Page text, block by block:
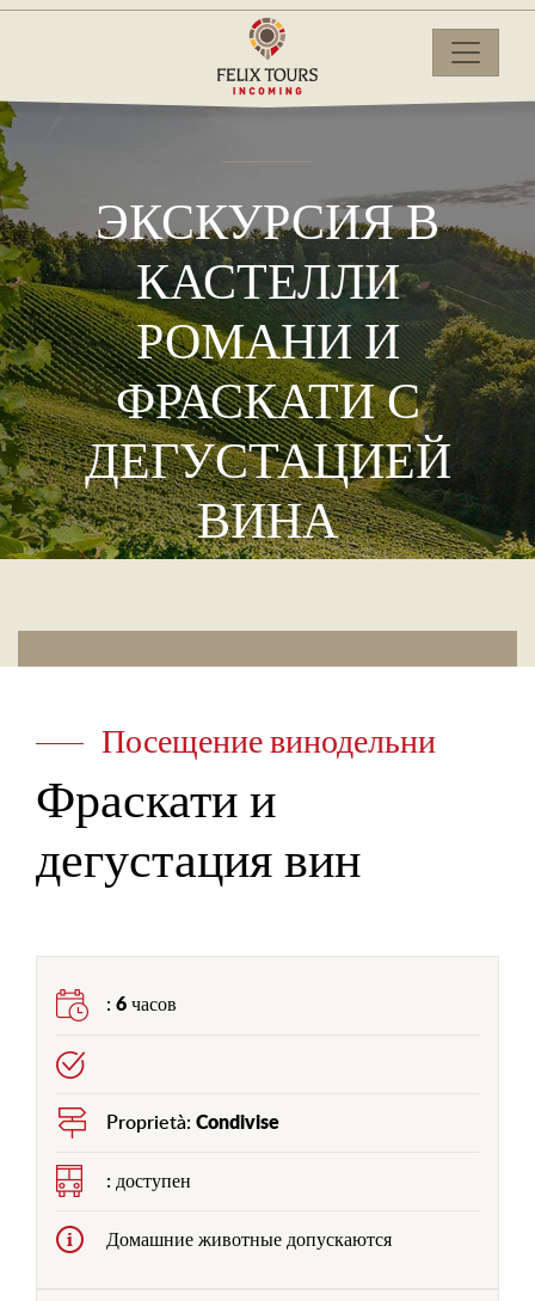
ЭКСКУРСИЯ В
КАСТЕЛЛИ
РОМАНИ И
ФРАСКАТИ С
ДЕГУСТАЦИЕЙ
ВИНА
Посещение винодельни
Фраскати и
дегустация вин
: 6 часов
Proprietà: Condivise
: доступен
Домашние животные допускаются